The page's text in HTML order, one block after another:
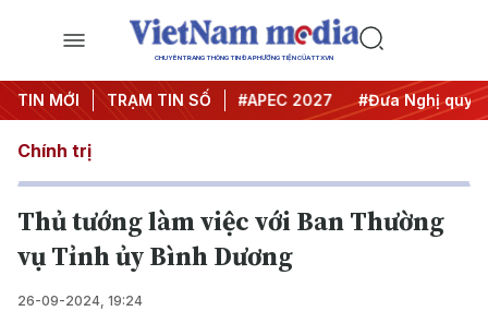
CHUYÊN TRANG THÔNG TIN ĐA PHƯƠNG TIỆN CỦA TTXVN
TIN MỚI TRẠM TIN SỐ
#Hội nghị Trung ương 3 #APEC 2027 #Đưa Nghị quyết
Chính trị
Thủ tướng làm việc với Ban Thường
vụ Tỉnh ủy Bình Dương
26-09-2024, 19:24